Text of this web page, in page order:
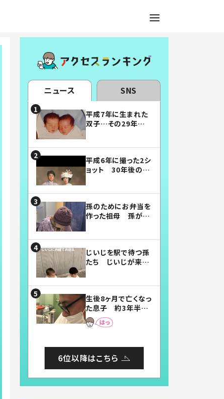
ニュース SNS
平成7年に生まれた
双子…その29年後
平成6年に撮った2シ
ョット 30年後の姿
孫のためにお弁当を
作った祖母 孫が絶
じいじを駅で待つ孫
たち じいじが来た
まらない」「幸せにな
れる」
生後8ヶ月で亡くなっ
た息子 約3年半
後、当時の妻の日記
に書いてあった本音
6位以降はこちら